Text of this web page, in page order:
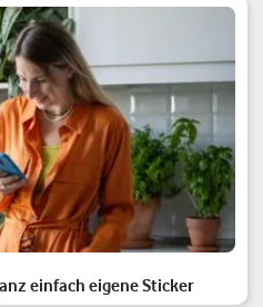
einfach eigene Sticker